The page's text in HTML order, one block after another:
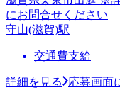
にお問合せください
守山(滋賀)駅
交通費支給
詳細を見る 応募画面